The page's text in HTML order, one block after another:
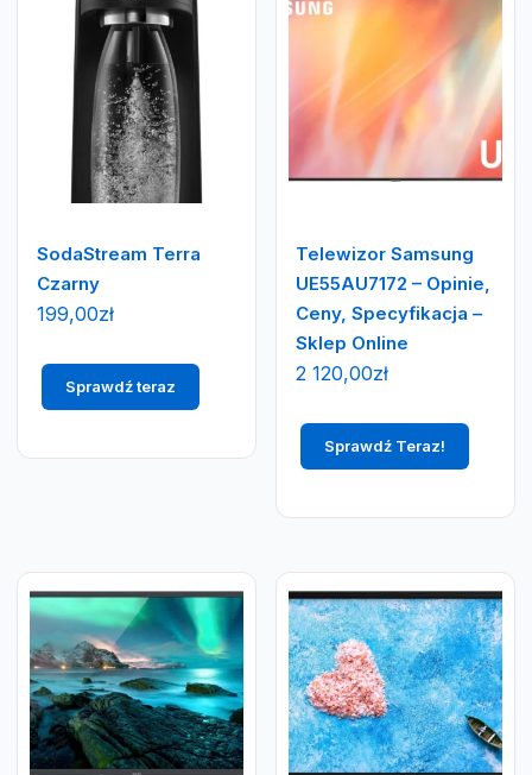
SodaStream Terra
Czarny
199,00zł
Sprawdź teraz
Telewizor Samsung
UE55AU7172 – Opinie,
Ceny, Specyfikacja –
Sklep Online
2 120,00zł
Sprawdź Teraz!